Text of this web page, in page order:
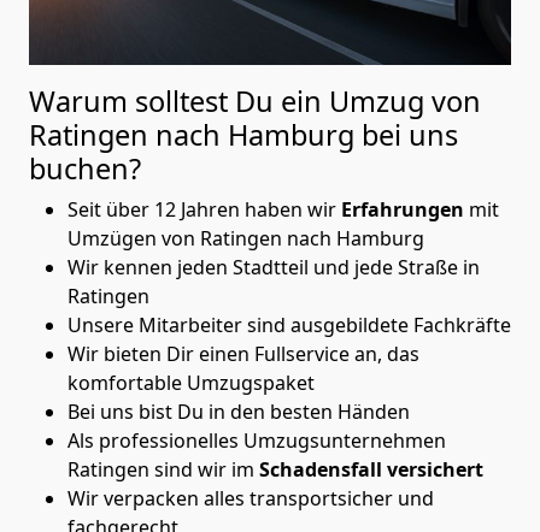
Warum solltest Du ein Umzug von
Ratingen nach Hamburg bei uns
buchen?
Seit über 12 Jahren haben wir Erfahrungen mit
Umzügen von Ratingen nach Hamburg
Wir kennen jeden Stadtteil und jede Straße in
Ratingen
Unsere Mitarbeiter sind ausgebildete Fachkräfte
Wir bieten Dir einen Fullservice an, das
komfortable Umzugspaket
Bei uns bist Du in den besten Händen
Als professionelles Umzugsunternehmen
Ratingen sind wir im Schadensfall versichert
Wir verpacken alles transportsicher und